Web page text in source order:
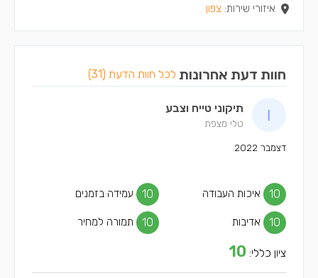
איזורי שירות: צפון
חוות דעת אחרונות לכל חוות הדעת (31)
תיקוני טייח וצבע
טלי מצפת
דצמבר 2022
איכות העבודה 10 עמידה בזמנים 10
אדיבות 10 תמורה למחיר 10
ציון כללי: 10